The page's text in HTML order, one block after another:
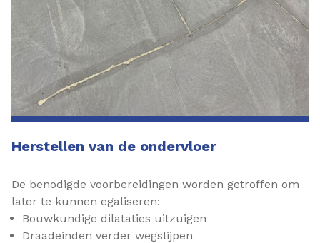
Herstellen van de ondervloer
De benodigde voorbereidingen worden getroffen om
later te kunnen egaliseren:
Bouwkundige dilataties uitzuigen
Draadeinden verder wegslijpen